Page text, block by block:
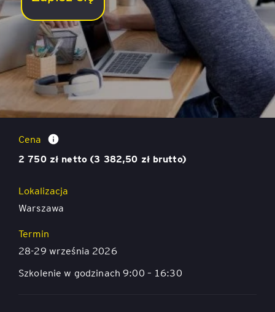
Proces grupowy – szkolenie z cyklu Akademia
Cena
2 750 zł netto (3 382,50 zł brutto)
Lokalizacja
Warszawa
Termin
28-29 września 2026
Szkolenie w godzinach 9:00 – 16:30